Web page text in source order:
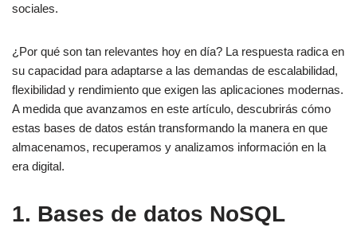
sociales.
¿Por qué son tan relevantes hoy en día? La respuesta radica en
su capacidad para adaptarse a las demandas de escalabilidad,
flexibilidad y rendimiento que exigen las aplicaciones modernas.
A medida que avanzamos en este artículo, descubrirás cómo
estas bases de datos están transformando la manera en que
almacenamos, recuperamos y analizamos información en la
era digital.
1. Bases de datos NoSQL